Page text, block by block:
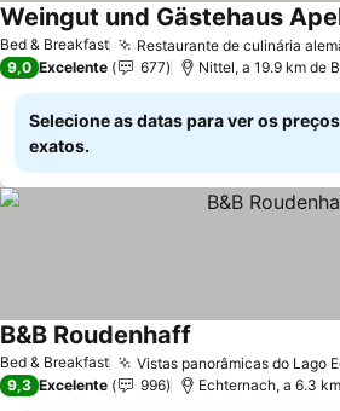
Bed & Breakfast Restaurante de culinária
Weingut und Gästehaus
9,0 Excelente 677 Nittel, a 19.9 km de
Selecione as datas para ver os preços
exatos.
Bed & Breakfast Vistas panorâmicas do Lago
B&B Roudenhaff
9,3 Excelente 996 Echternach, a 6.3